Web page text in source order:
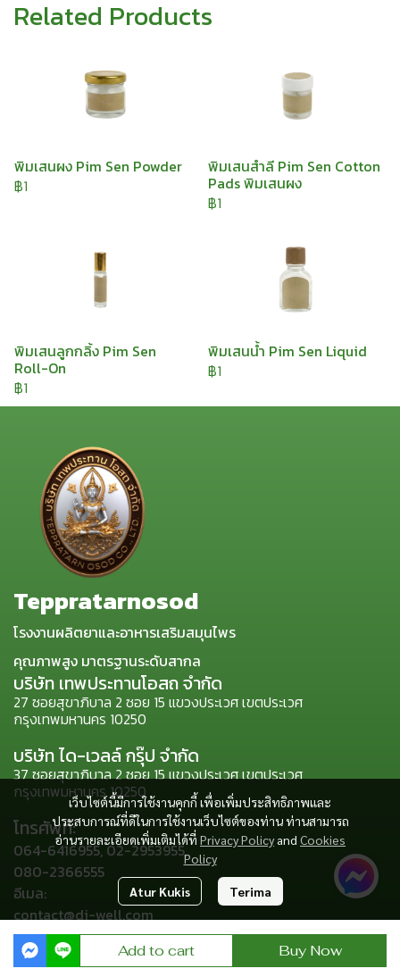
Related Products
พิมเสนผง Pim Sen Powder
฿1
พิมเสนสำลี Pim Sen Cotton
Pads พิมเสนผง
฿1
พิมเสนลูกกลิ้ง Pim Sen
Roll-On
฿1
พิมเสนน้ำ Pim Sen Liquid
฿1
Add to cart Buy Now
เว็บไซต์นี้มีการใช้งานคุกกี้ เพื่อเพิ่มประสิทธิภาพและ
ประสบการณ์ที่ดีในการใช้งานเว็บไซต์ของท่าน ท่านสามารถ
อ่านรายละเอียดเพิ่มเติมได้ที่ Privacy Policy and Cookies
Policy
Atur Kukis Terima
Teppratarnosod
โรงงานผลิตยาและอาหารเสริมสมุนไพร
คุณภาพสูง มาตรฐานระดับสากล
บริษัท เทพประทานโอสถ จำกัด
27 ซอยสุขาภิบาล 2 ซอย 15 แขวงประเวศ เขตประเวศ
กรุงเทพมหานคร 10250
บริษัท ได-เวลล์ กรุ๊ป จำกัด
37 ซอยสุขาภิบาล 2 ซอย 15 แขวงประเวศ เขตประเวศ
กรุงเทพมหานคร 10250
โทรศัพท์:
064-6416955, 02-2953955,
080-2366555
อีเมล:
contact@di-well.com